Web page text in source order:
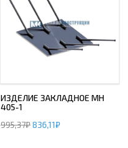
ИЗДЕЛИЕ ЗАКЛАДНОЕ МН
405-1
995,37₽836,11₽